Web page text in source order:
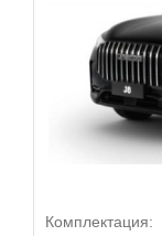
Комплектация: